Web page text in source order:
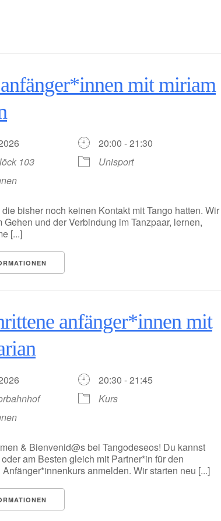
mit miriam
20:00 - 21:30
103
Unisport
bisher noch keinen Kontakt mit Tango hatten. Wir
und der Verbindung im Tanzpaar, lernen,
[...]
anfänger*innen mit
20:30 - 21:45
Kurs
& Bienvenid@s bei Tangodeseos! Du kannst
am Besten gleich mit Partner*in für den
anmelden. Wir starten neu [...]